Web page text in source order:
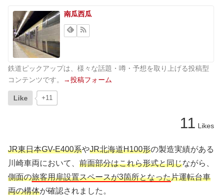
南瓜西瓜
鉄道ピックアップは、様々な話題・噂・予想を取り上げる投稿型
コンテンツです。
→投稿フォーム
Like +11
11 Likes
JR東日本GV-E400系やJR北海道H100形の製造実績がある
川崎車両において、 前面部分はこれら形式と同じながら、
側面の旅客用扉設置スペースが3箇所となった片運転台車
両の構体が確認されました。